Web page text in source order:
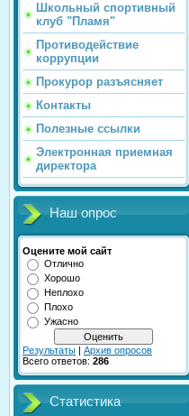
Школьный спортивный
клуб "Пламя"
Противодействие
коррупции
Прокурор разъясняет
Контакты
Полезные ссылки
Электронная приемная
директора
Наш опрос
Оцените мой сайт
Отлично
Хорошо
Неплохо
Плохо
Ужасно
Результаты | Архив опросов
Всего ответов: 286
Статистика